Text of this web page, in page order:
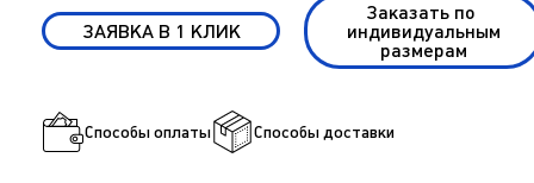
ЗАЯВКА В 1 КЛИК
Заказать по
индивидуальным
размерам
Способы оплаты Способы доставки